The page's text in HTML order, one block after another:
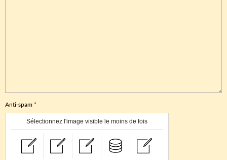
Anti-spam
Sélectionnez l'image visible le moins de fois